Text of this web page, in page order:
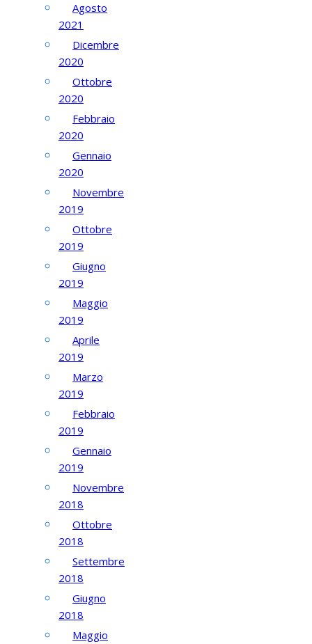
Agosto
2021
Dicembre
2020
Ottobre
2020
Febbraio
2020
Gennaio
2020
Novembre
2019
Ottobre
2019
Giugno
2019
Maggio
2019
Aprile
2019
Marzo
2019
Febbraio
2019
Gennaio
2019
Novembre
2018
Ottobre
2018
Settembre
2018
Giugno
2018
Maggio